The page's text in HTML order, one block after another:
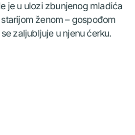
je u ulozi zbunjenog mladića
ženom – gospođom
zaljubljuje u njenu ćerku.